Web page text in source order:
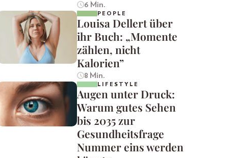
6 Min.
PEOPLE
Louisa Dellert über
ihr Buch: „Momente
zählen, nicht
Kalorien”
8 Min.
LIFESTYLE
Augen unter Druck:
Warum gutes Sehen
bis 2035 zur
Gesundheitsfrage
Nummer eins werden